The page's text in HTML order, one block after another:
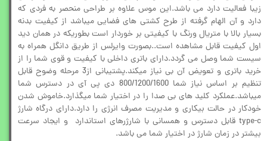
زیبا فعالیت دارد می باشد.این موس علاوه بر طراحی منحصر به فردی که
دارد و آن الهام گرفته از طرح کشتی های فضایی میباشد از کیفیت بدنه
بسیار بالا با متریال ورنگ با کیفیتی بر خوردار است بطوریکه در همان دید
اول کیفیت قابل مشاهده است..بصورت وایرلس از طریق دانگل همراه به
سیست شما وصل می گردد.دارای باتری داخلی با کیفیت و قوی شما را از
خرید باتری و تعویض آن بی نیاز میکند.پشتیبانی از3 مرحله وضوح قابل
تنظیم بر اساس نیاز شما 800/1200/1600 دی پی آی در دسترس شما
میباشد.عملکرد کلید های بی صدا را در اختیار شما میگذارد.خاموش شدن
خودکار در حالت بیکاری و مدیریت مصرف انرژی را دارد.دارای درگاه شارژ
type-c قابل دسترس و همسانی با شارژرهای استاندارد و ایجاد سرعت
بیشتر در زمان شارژ در اختیار شما می باشد.